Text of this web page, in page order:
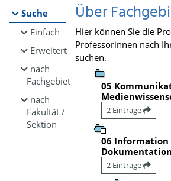
Suche
Einfach
Erweitert
nach
Fachgebiet
nach
Fakultät /
Sektion
Über
Hier können Sie die
Professorinnen nach
suchen.
05
2 Einträge
06 Information
Dokumentation
2 Einträge